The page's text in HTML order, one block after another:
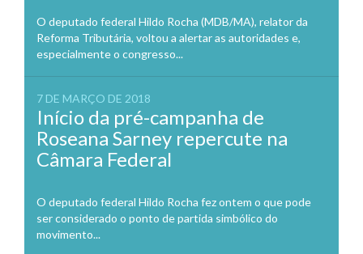
O deputado federal Hildo Rocha (MDB/MA), relator da
Reforma Tributária, voltou a alertar as autoridades e,
especialmente o congresso...
7 DE MARÇO DE 2018
Início da pré-campanha de
Roseana Sarney repercute na
Câmara Federal
O deputado federal Hildo Rocha fez ontem o que pode
ser considerado o ponto de partida simbólico do
movimento...